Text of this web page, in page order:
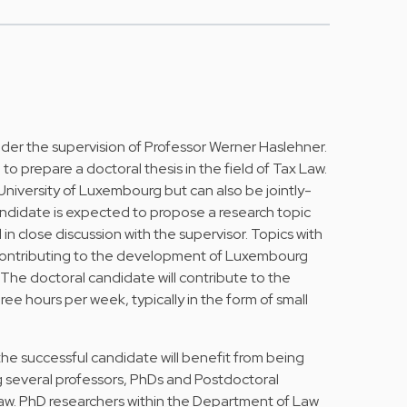
the supervision of Professor Werner Haslehner.
prepare a doctoral thesis in the field of Tax Law.
of Luxembourg but can also be jointly-
is expected to propose a research topic
close discussion with the supervisor. Topics with
to the development of Luxembourg
doctoral candidate will contribute to the
hours per week, typically in the form of small
successful candidate will benefit from being
professors, PhDs and Postdoctoral
PhD researchers within the Department of Law